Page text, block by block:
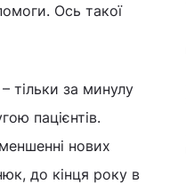
Ось такої
тільки за минулу
пацієнтів.
нових
до кінця року в